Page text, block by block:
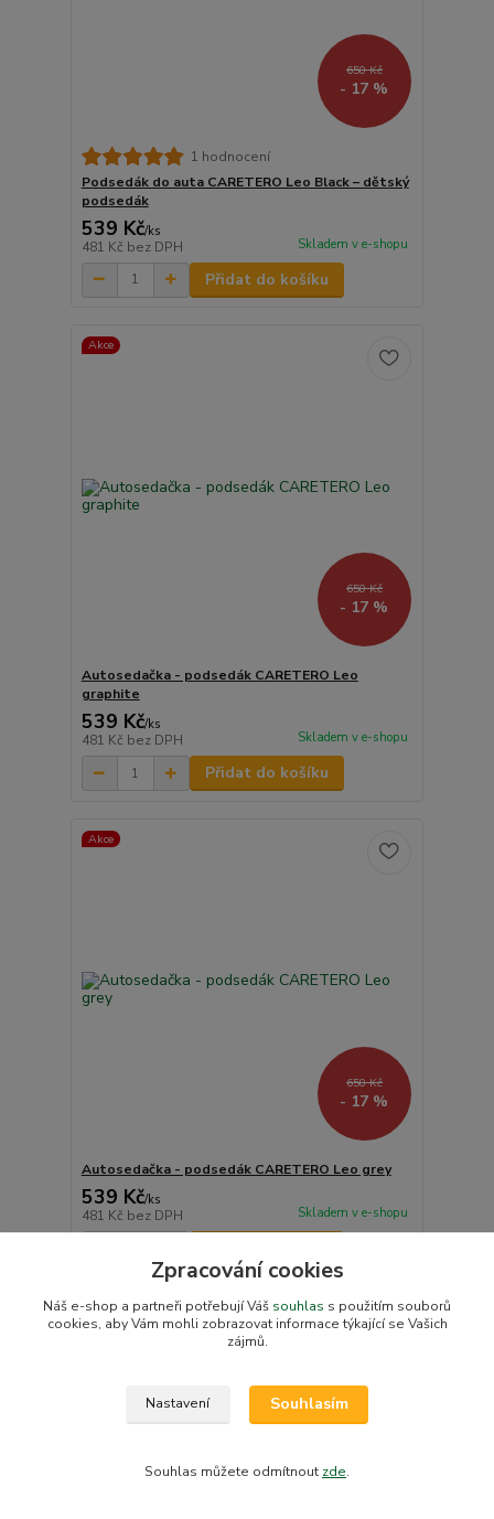
650 Kč
- 17 %
1 hodnocení
Podsedák do auta CARETERO Leo Black – dětský
podsedák
539 Kč/ks
481 Kč bez DPH Skladem v e-shopu
Přidat do košíku
Akce
650 Kč
- 17 %
Autosedačka - podsedák CARETERO Leo
graphite
539 Kč/ks
481 Kč bez DPH Skladem v e-shopu
Přidat do košíku
Akce
650 Kč
- 17 %
Autosedačka - podsedák CARETERO Leo grey
539 Kč/ks
481 Kč bez DPH Skladem v e-shopu
Akce
Zpracování cookies
Náš e-shop a partneři potřebují Váš souhlas s použitím souborů
cookies, aby Vám mohli zobrazovat informace týkající se Vašich
zájmů.
Nastavení Souhlasím
Souhlas můžete odmítnout zde.